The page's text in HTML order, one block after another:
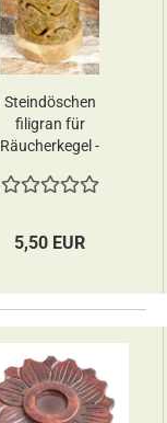
Steindöschen
filigran für
Räucherkegel -
5,50 EUR